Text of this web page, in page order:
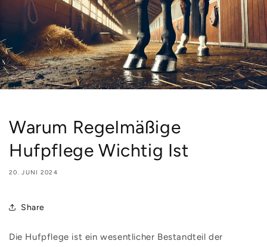
Warum Regelmäßige
Hufpflege Wichtig Ist
20. JUNI 2024
Share
Die Hufpflege ist ein wesentlicher Bestandteil der